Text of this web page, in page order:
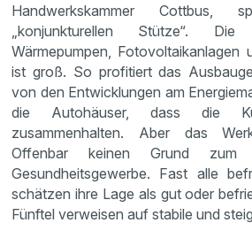
Handwerkskammer Cottbus,
„konjunkturellen Stütze“.
Wärmepumpen, Fotovoltaikanlagen
ist groß. So profitiert das
von den Entwicklungen am
die Autohäuser, dass die
zusammenhalten. Aber das
Offenbar keinen Grund
Gesundheitsgewerbe. Fast alle
schätzen ihre Lage als gut oder
Fünftel verweisen auf stabile und